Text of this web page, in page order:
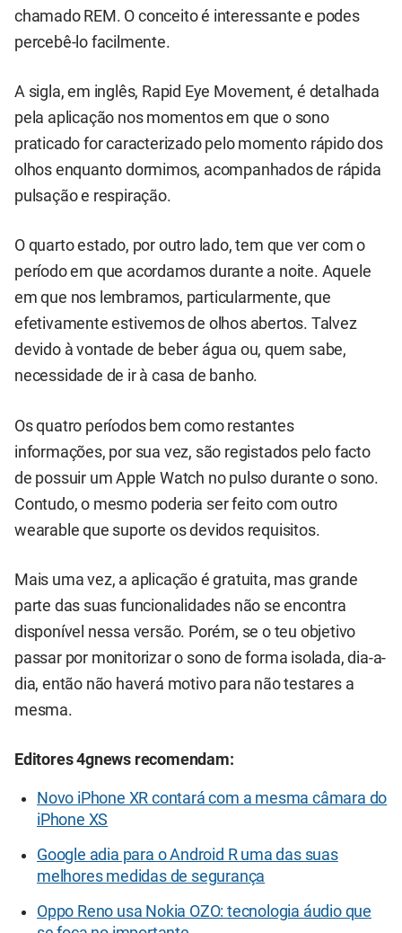
chamado REM. O conceito é interessante e podes
percebê-lo facilmente.
A sigla, em inglês, Rapid Eye Movement, é detalhada
pela aplicação nos momentos em que o sono
praticado for caracterizado pelo momento rápido dos
olhos enquanto dormimos, acompanhados de rápida
pulsação e respiração.
O quarto estado, por outro lado, tem que ver com o
período em que acordamos durante a noite. Aquele
em que nos lembramos, particularmente, que
efetivamente estivemos de olhos abertos. Talvez
devido à vontade de beber água ou, quem sabe,
necessidade de ir à casa de banho.
Os quatro períodos bem como restantes
informações, por sua vez, são registados pelo facto
de possuir um Apple Watch no pulso durante o sono.
Contudo, o mesmo poderia ser feito com outro
wearable que suporte os devidos requisitos.
Mais uma vez, a aplicação é gratuita, mas grande
parte das suas funcionalidades não se encontra
disponível nessa versão. Porém, se o teu objetivo
passar por monitorizar o sono de forma isolada, dia-a-
dia, então não haverá motivo para não testares a
mesma.
Editores 4gnews recomendam:
Novo iPhone XR contará com a mesma câmara do
iPhone XS
Google adia para o Android R uma das suas
melhores medidas de segurança
Oppo Reno usa Nokia OZO: tecnologia áudio que